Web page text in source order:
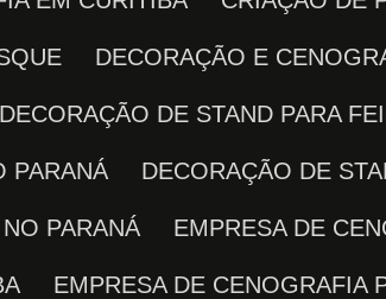
DECORAÇÃO E
DECORAÇÃO DE STAND PARA
PARANÁ DECORAÇÃO DE
NO PARANÁ EMPRESA DE
EMPRESA DE CENOGRAFIA